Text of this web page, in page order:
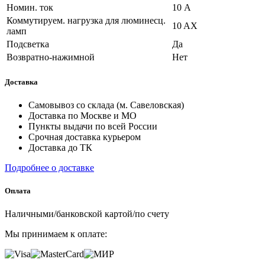
Номин. ток
10 А
Коммутируем. нагрузка для люминесц.
ламп
10 AX
Подсветка
Да
Возвратно-нажимной
Нет
Доставка
Самовывоз со склада (м. Савеловская)
Доставка по Москве и МО
Пункты выдачи по всей России
Срочная доставка курьером
Доставка до ТК
Подробнее о доставке
Оплата
Наличными/банковской картой/по счету
Мы принимаем к оплате: